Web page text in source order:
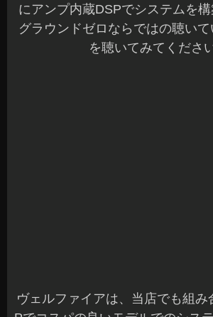
考になればと考えてい
こちらも是非試聴してみて
2024年6月16日 | カテゴリー : オーディオ,そ
ンペーン
投稿者 : cs-azumi